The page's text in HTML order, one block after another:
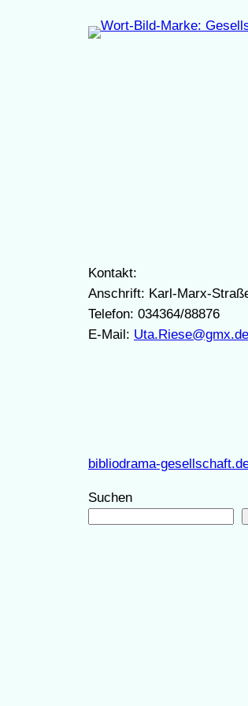
Kontakt:
Anschrift: Karl-Marx-
Telefon: 034364/88876
E-Mail: Uta.Riese@gmx.de
bibliodrama-
Suchen